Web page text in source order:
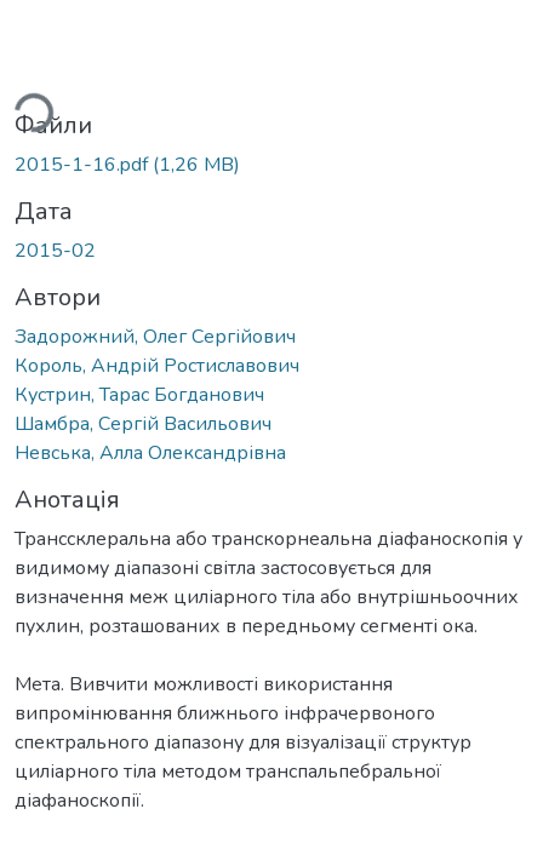
Файли
2015-1-16.pdf(1,26 MB)
Дата
2015-02
Автори
Задорожний, Олег Сергійович
Король, Андрій Ростиславович
Кустрин, Тарас Богданович
Шамбра, Сергій Васильович
Невська, Алла Олександрівна
Анотація
Транссклеральна або транскорнеальна діафаноскопія у
видимому діапазоні світла застосовується для
визначення меж циліарного тіла або внутрішньоочних
пухлин, розташованих в передньому сегменті ока.
Мета. Вивчити можливості використання
випромінювання ближнього інфрачервоного
спектрального діапазону для візуалізації структур
циліарного тіла методом транспальпебральної
діафаноскопії.